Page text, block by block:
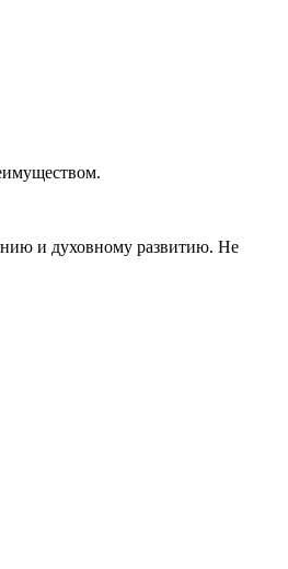
и духовному развитию. Не